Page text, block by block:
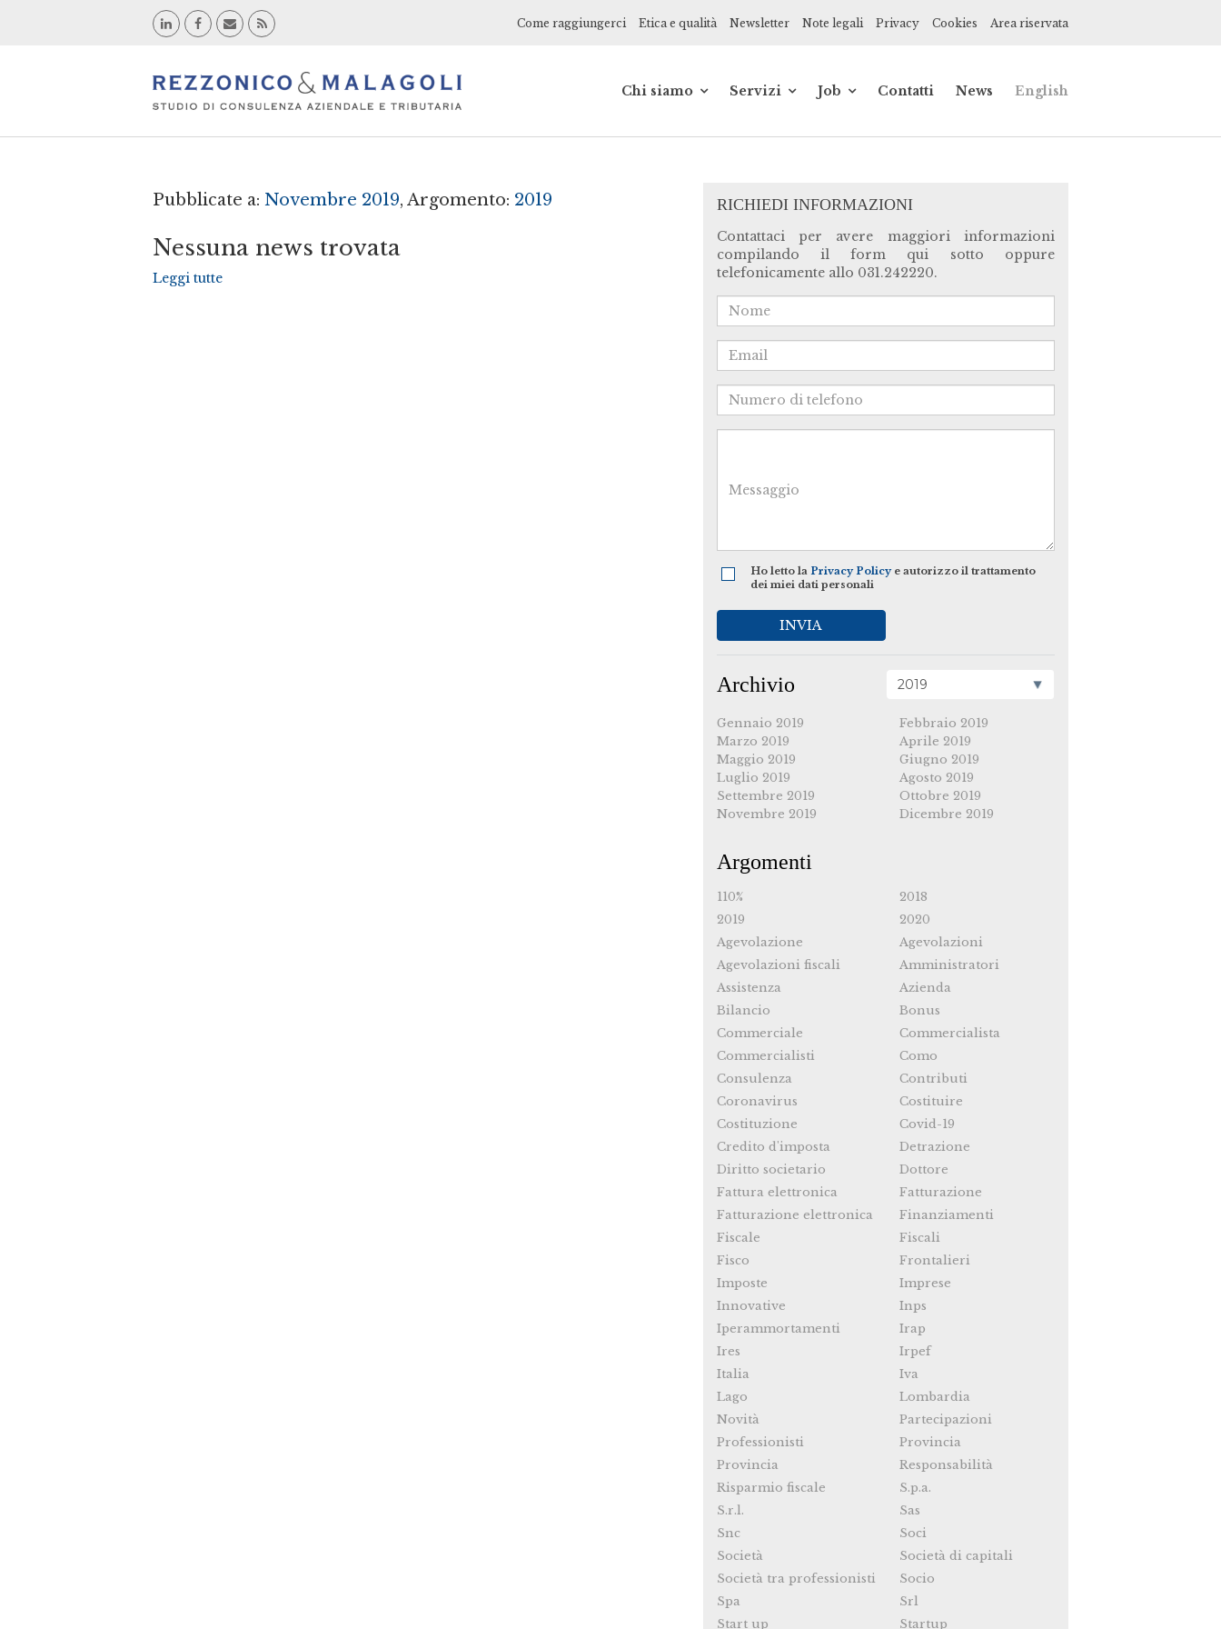
Come raggiungerci Etica e qualità Newsletter Note legali Privacy Cookies Area riservata
Chi siamo
Collaboratori
Servizi
Ai professionisti
web
Formazione
online
Job
Contatti News English
Pubblicate a: Novembre 2019, Argomento: 2019
Nessuna news trovata
Leggi tutte
RICHIEDI INFORMAZIONI
Contattaci per avere maggiori informazioni
compilando il form qui sotto oppure
telefonicamente allo 031.242220.
Ho letto la Privacy Policye autorizzo il trattamento
dei miei dati personali
INVIA
Archivio
Gennaio 2019
Febbraio 2019
Marzo 2019
Aprile 2019
Maggio 2019
Giugno 2019
Luglio 2019
Agosto 2019
Settembre 2019
Ottobre 2019
Novembre 2019
Dicembre 2019
Argomenti
110%
2018
2019
2020
Agevolazione
Agevolazioni
Agevolazioni fiscali
Amministratori
Assistenza
Azienda
Bilancio
Bonus
Commerciale
Commercialista
Commercialisti
Como
Consulenza
Contributi
Coronavirus
Costituire
Costituzione
Covid-19
Credito d'imposta
Detrazione
Diritto societario
Dottore
Fattura elettronica
Fatturazione
Fatturazione elettronica
Finanziamenti
Fiscale
Fiscali
Fisco
Frontalieri
Imposte
Imprese
Innovative
Inps
Iperammortamenti
Irap
Ires
Irpef
Italia
Iva
Lago
Lombardia
Novità
Partecipazioni
Professionisti
Provincia
Provincia
Responsabilità
Risparmio fiscale
S.p.a.
S.r.l.
Sas
Snc
Soci
Società
Società di capitali
Società tra professionisti
Socio
Spa
Srl
Start up
Startup